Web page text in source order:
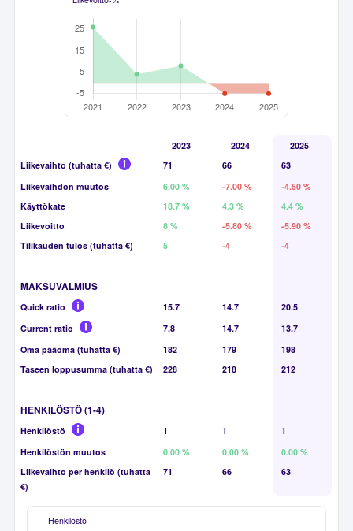
2023 2024
2025
Liikevaihto (tuhatta €)
71 66
63
Liikevaihdon muutos
6.00 % -7.00 %
-4.50 %
Käyttökate
18.7 % 4.3 %
4.4 %
Liikevoitto
8 % -5.80 %
-5.90 %
Tilikauden tulos (tuhatta €)
5 -4 -4
MAKSUVALMIUS
Quick ratio 15.7 14.7
20.5
Current ratio
7.8 14.7
13.7
Oma pääoma (tuhatta €)
182 179
198
Taseen loppusumma (tuhatta €)
228 218 212
HENKILÖSTÖ (1-4)
Henkilöstö 1 1
1
Henkilöstön muutos
0.00 % 0.00 %
0.00 %
Liikevaihto per henkilö (tuhatta
€)
71 66 63
Henkilöstö